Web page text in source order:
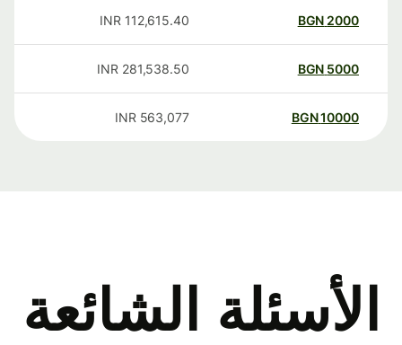
2000
BGN
112,615.40
INR
5000
BGN
281,538.50
INR
10000
BGN
563,077
INR
الأسئلة الشائعة